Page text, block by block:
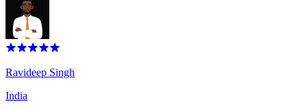
Ravideep Singh
India